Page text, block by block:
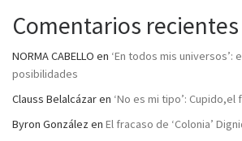
Comentarios recientes
NORMA CABELLO en ‘En todos mis universos’:
posibilidades
Clauss Belalcázaren ‘No es mi tipo’:
Byron González en El fracaso de ‘Colonia’